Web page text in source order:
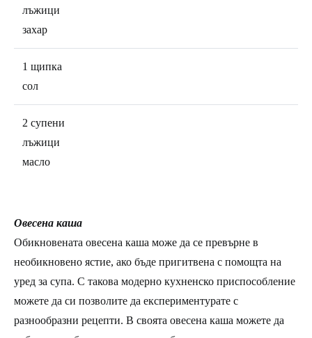
лъжици
захар
1 щипка
сол
2 супени
лъжици
масло
Овесена каша
Обикновената овесена каша може да се превърне в
необикновено ястие, ако бъде пригитвена с помощта на
уред за супа. С такова модерно кухненско приспособление
можете да си позволите да експериментурате с
разнообразни рецепти. В своята овесена каша можете да